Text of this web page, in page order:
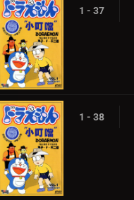
1 - 37
1 - 38